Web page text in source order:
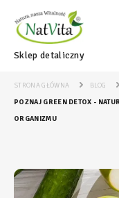
Sklep detaliczny
STRONA GŁÓWNA
BLOG
POZNAJ GREEN DETOX -
ORGANIZMU